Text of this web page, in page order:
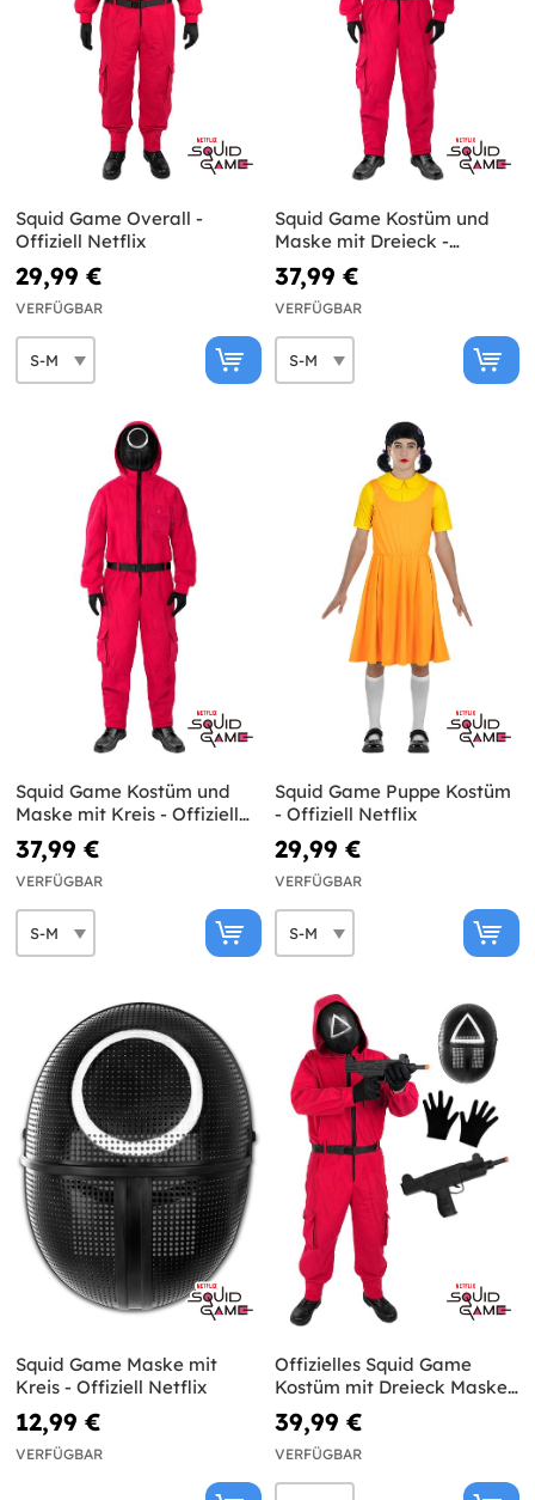
Squid Game Overall -
Offiziell Netflix
29,99 €
VERFÜGBAR
Squid Game Kostüm und
Maske mit Dreieck -
Offiziell Netflix
37,99 €
VERFÜGBAR
Squid Game Kostüm und
Maske mit Kreis - Offiziell
Netflix
37,99 €
VERFÜGBAR
Squid Game Puppe Kostüm
- Offiziell Netflix
29,99 €
VERFÜGBAR
Squid Game Maske mit
Kreis - Offiziell Netflix
12,99 €
VERFÜGBAR
Offizielles Squid Game
Kostüm mit Dreieck Maske
und Waffe
39,99 €
VERFÜGBAR